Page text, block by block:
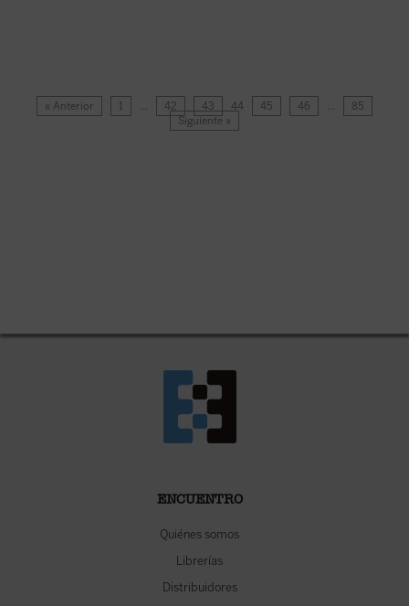
« Anterior 1 … 42 43 44 45 46 …
85
Siguiente »
ENCUENTRO
Quiénes somos
Librerías
Distribuidores